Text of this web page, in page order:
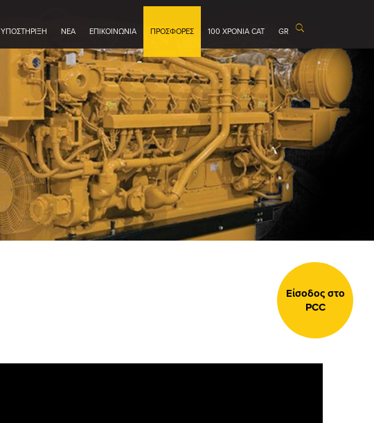
ΥΠΟΣΤΗΡΙΞΗ ΝΕΑ ΕΠΙΚΟΙΝΩΝΙΑ ΠΡΟΣΦΟΡΕΣ 100 ΧΡΟΝΙΑ CAT GR
Είσοδος στο
PCC